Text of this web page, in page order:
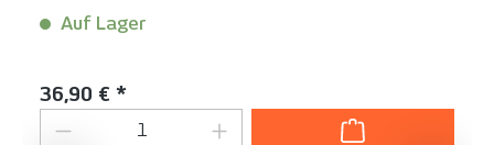
Auf Lager
Regulärer Preis:
36,90 € *
Produkt Anzahl: Gib den